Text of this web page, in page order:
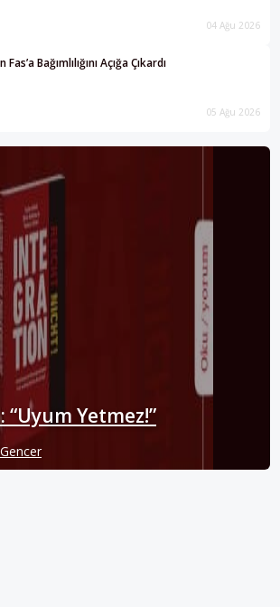
04 Ağu 2026
Bağımlılığını Açığa Çıkardı
05 Ağu 2026
Yetmez!”